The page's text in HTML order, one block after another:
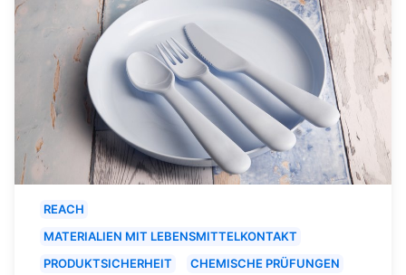
REACH
MATERIALIEN MIT LEBENSMITTELKONTAKT
PRODUKTSICHERHEIT
CHEMISCHE PRÜFUNGEN